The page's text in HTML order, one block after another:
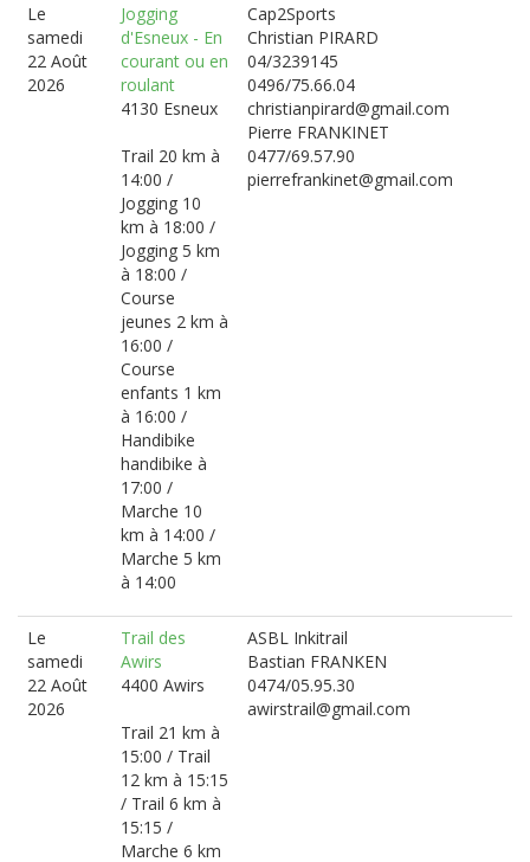
Le
samedi
22 Août
2026
Jogging
d'Esneux - En
courant ou en
roulant
4130 Esneux
Trail 20 km à
14:00 /
Jogging 10
km à 18:00 /
Jogging 5 km
à 18:00 /
Course
jeunes 2 km à
16:00 /
Course
enfants 1 km
à 16:00 /
Handibike
handibike à
17:00 /
Marche 10
km à 14:00 /
Marche 5 km
à 14:00
Cap2Sports
Christian PIRARD
04/3239145
0496/75.66.04
christianpirard@gmail.com
Pierre FRANKINET
0477/69.57.90
pierrefrankinet@gmail.com
Le
samedi
22 Août
2026
Trail des
Awirs
4400 Awirs
Trail 21 km à
15:00 / Trail
12 km à 15:15
/ Trail 6 km à
15:15 /
Marche 6 km
ASBL Inkitrail
Bastian FRANKEN
0474/05.95.30
awirstrail@gmail.com